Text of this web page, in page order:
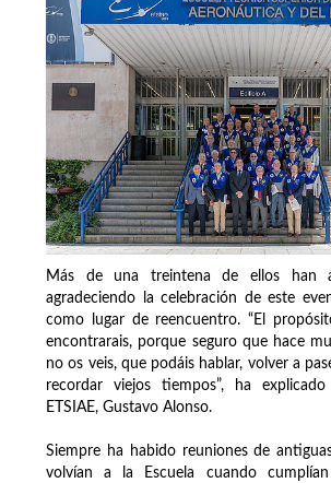
Más de una treintena de ellos han
agradeciendo la celebración de este
como lugar de reencuentro. “El
encontrarais, porque seguro que hace
no os veis, que podáis hablar, volver a
recordar viejos tiempos”, ha
ETSIAE, Gustavo Alonso.
Siempre ha habido reuniones de
volvían a la Escuela cuando